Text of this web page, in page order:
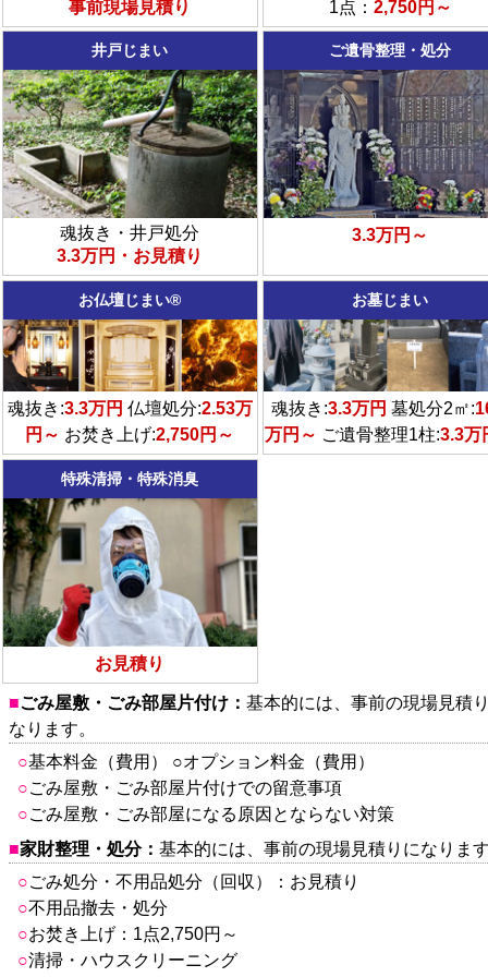
事前現場見積り 1点： 2,750円～
井戸じまい
魂抜き・井戸処分
3.3万円・お見積り
ご遺骨整理・処分
3.3万円～
お仏壇じまい®
魂抜き:3.3万円 仏壇処分:2.53万
円～ お焚き上げ:2,750円～
お墓じまい
魂抜き:3.3万円 墓処分2㎡:
万円～ ご遺骨整理1柱:3.3万
特殊清掃・特殊消臭
お見積り
ごみ屋敷・ごみ部屋片付け ： 基本的には、事前の現場見積
なります。
基本料金（費用） ○オプション料金（費用）
ごみ屋敷・ごみ部屋片付けでの留意事項
ごみ屋敷・ごみ部屋になる原因とならない対策
家財整理・処分： 基本的には、事前の現場見積りになりま
ごみ処分・不用品処分（回収）：お見積り
不用品撤去・処分
お焚き上げ：1点2,750円～
清掃・ハウスクリーニング